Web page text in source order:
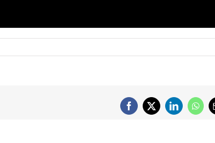
Facebook
X LinkedIn